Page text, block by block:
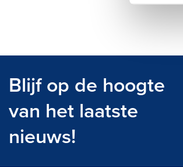
Blijf op de hoogte
van het laatste
nieuws!